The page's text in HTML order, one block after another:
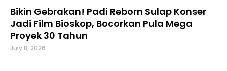
Bikin Gebrakan! Padi Reborn Sulap Konser
Jadi Film Bioskop, Bocorkan Pula Mega
Proyek 30 Tahun
July 8, 2026